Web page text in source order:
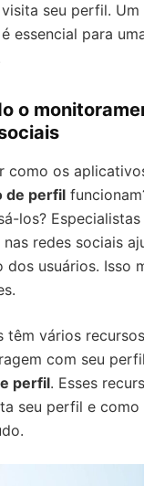
seu perfil.
essencial para
o
como os
de perfil
los?
redes sociais
usuários. Isso
têm vários
com seu
perfil. Esses
seu perfil e como